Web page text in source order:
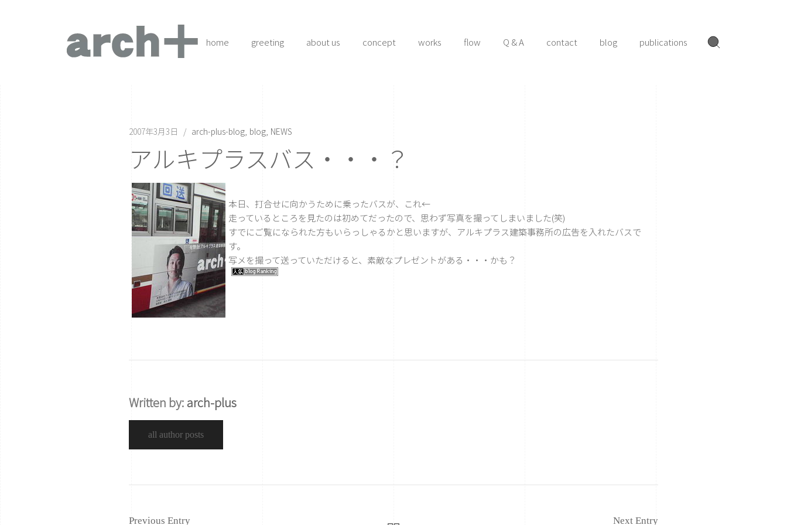
home greeting about us concept works flow Q & A contact blog publications
2007年3月3日 arch-plus-blog blog NEWS
アルキプラスバス・・・？
本日、打合せに向かうために乗ったバスが、これ←
走っているところを見たのは初めてだったので、思わず写真を撮ってしまいました(笑)
すでにご覧になられた方もいらっしゃるかと思いますが、アルキプラス建築事務所の広告を入れたバスで
す。
写メを撮って送っていただけると、素敵なプレゼントがある・・・かも？
Written by:arch-plus
all author posts
Previous Entry Next Entry